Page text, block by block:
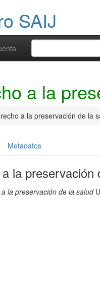
SAIJ
a la
a la preservación de la
Metadatos
la preservación
la preservación de la salud